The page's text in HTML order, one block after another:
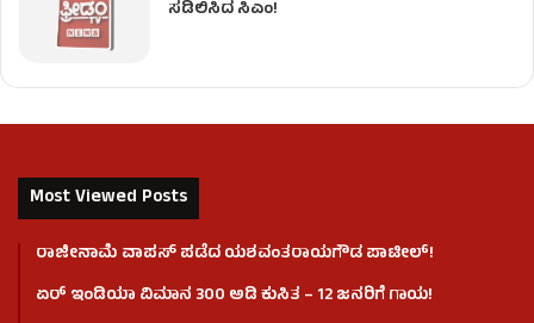
ಸಡಿಲಿಸಿದ ಸಿಎಂ!
Most Viewed Posts
ರಾಜೀನಾಮೆ ವಾಪಸ್ ಪಡೆದ ಯಶವಂತರಾಯಗೌಡ ಪಾಟೀಲ್‌!
ಏರ್ ಇಂಡಿಯಾ ವಿಮಾನ 300 ಅಡಿ ಕುಸಿತ – 12 ಜನರಿಗೆ ಗಾಯ!